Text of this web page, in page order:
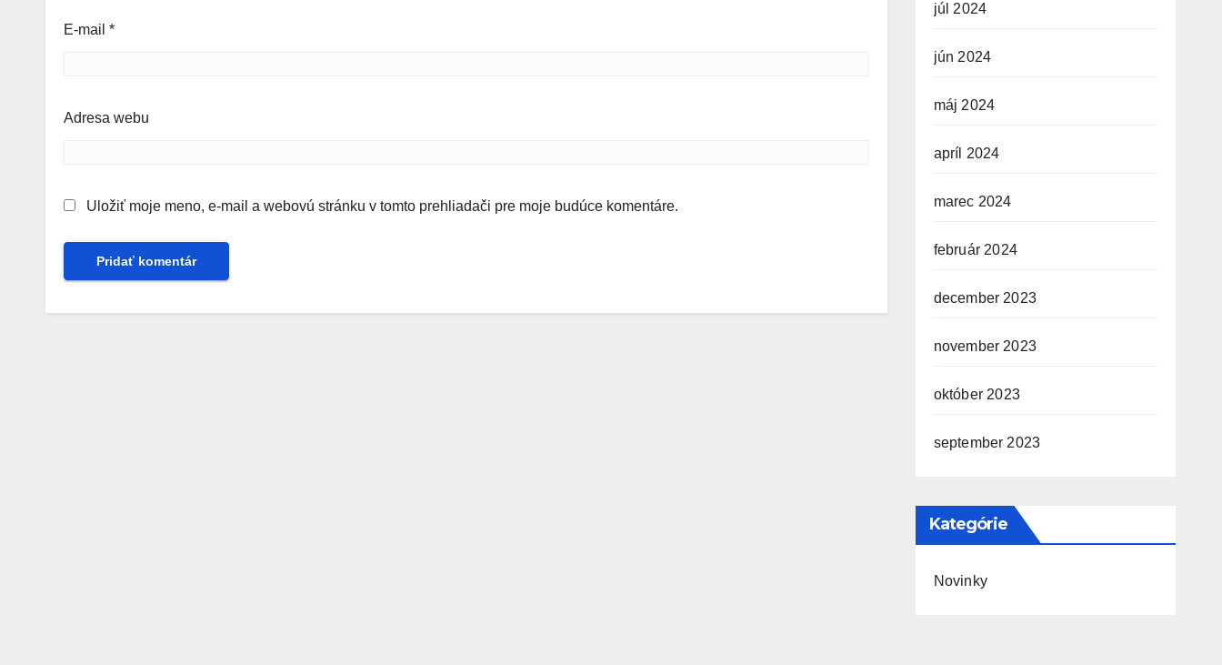
E-mail *
Adresa webu
Uložiť moje meno, e-mail a webovú stránku v tomto prehliadači pre moje budúce komentáre.
júl 2024
jún 2024
máj 2024
apríl 2024
marec 2024
február 2024
december 2023
november 2023
október 2023
september 2023
Kategórie
Novinky